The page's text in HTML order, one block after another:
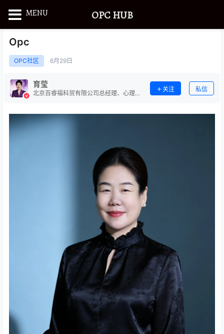
Opc
OPC社区 6月 29日
育莹
北京百睿福科贸有限公司总经理、心理健
关注 私信
MENU OPC HUB